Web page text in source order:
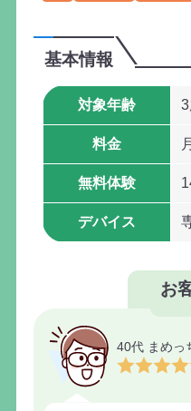
基本情報
対象年齢
料金
無料体験
デバイス
お
40代 まめっ